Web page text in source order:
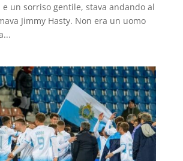
e un sorriso gentile, stava andando al
Jimmy Hasty. Non era un uomo